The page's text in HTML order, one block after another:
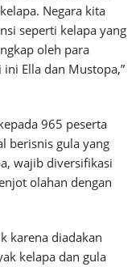
Negara kita
seperti kelapa yang
oleh para
Ella dan Mustopa,”
965 peserta
berisnis gula yang
wajib diversifikasi
olahan dengan
karena diadakan
kelapa dan gula